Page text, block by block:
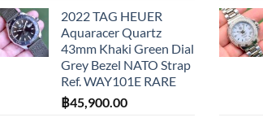
2022 TAG HEUER
Aquaracer Quartz
43mm Khaki Green Dial
Grey Bezel NATO Strap
Ref. WAY101E RARE
฿45,900.00